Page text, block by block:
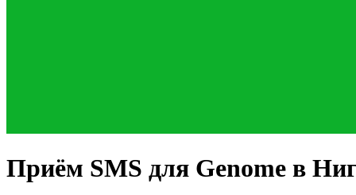
Приём SMS для Genome в